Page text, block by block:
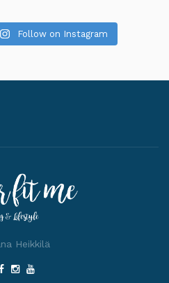
Follow on Instagram
Heikkilä